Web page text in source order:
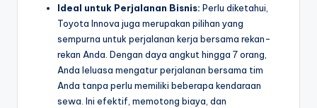
Ideal untuk Perjalanan Bisnis: Perlu diketahui,
Toyota Innova juga merupakan pilihan yang
sempurna untuk perjalanan kerja bersama rekan-
rekan Anda. Dengan daya angkut hingga 7 orang,
Anda leluasa mengatur perjalanan bersama tim
Anda tanpa perlu memiliki beberapa kendaraan
sewa. Ini efektif, memotong biaya, dan